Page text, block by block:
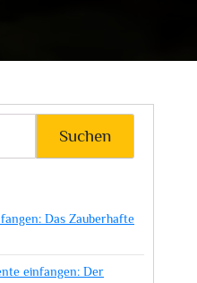
Suchen
Das Zauberhafte
einfangen: Der